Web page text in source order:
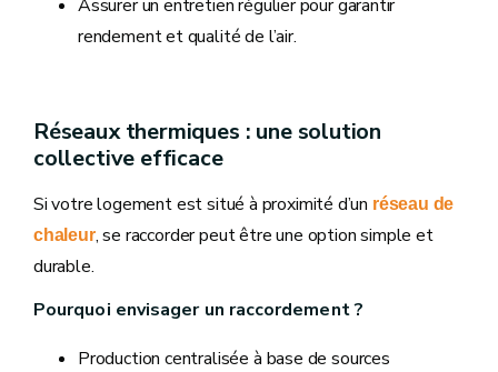
Assurer un entretien régulier pour garantir
rendement et qualité de l’air.
Réseaux thermiques : une solution
collective efficace
Si votre logement est situé à proximité d’un réseau de
chaleur, se raccorder peut être une option simple et
durable.
Pourquoi envisager un raccordement ?
Production centralisée à base de sources